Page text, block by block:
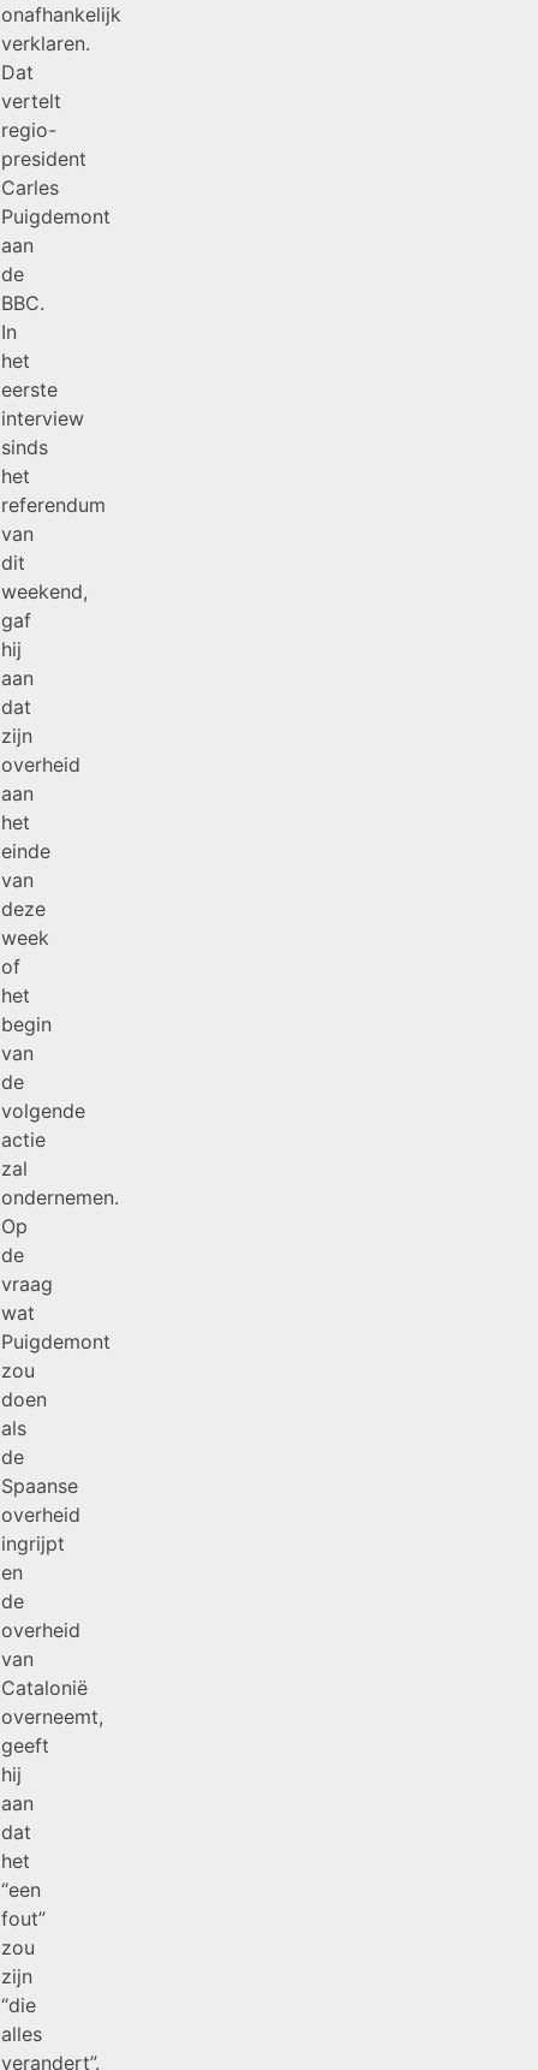
onafhankelijk
verklaren.
Dat
vertelt
regio-
president
Carles
Puigdemont
aan
de
BBC.
In
het
eerste
interview
sinds
het
referendum
van
dit
weekend,
gaf
hij
aan
dat
zijn
overheid
aan
het
einde
van
deze
week
of
het
begin
van
de
volgende
actie
zal
ondernemen.
Op
de
vraag
wat
Puigdemont
zou
doen
als
de
Spaanse
overheid
ingrijpt
en
de
overheid
van
Catalonië
overneemt,
geeft
hij
aan
dat
het
“een
fout”
zou
zijn
“die
alles
verandert”.